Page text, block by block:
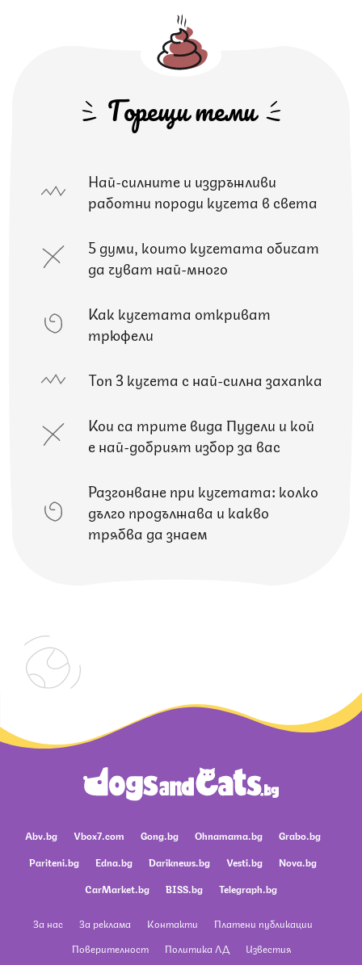
Горещи теми
Най-силните и издръжливи
работни породи кучета в света
5 думи, които кучетата обичат
да чуват най-много
Как кучетата откриват
трюфели
Топ 3 кучета с най-силна захапка
Кои са трите вида Пудели и кой
е най-добрият избор за вас
Разгонване при кучетата: колко
дълго продължава и какво
трябва да знаем
Abv.bg Vbox7.com Gong.bg Ohnamama.bg
Grabo.bg
Pariteni.bg
Edna.bg Dariknews.bg Vesti.bg
Nova.bg
CarMarket.bg
BISS.bg Telegraph.bg
За нас За реклама Контакти
Платени публикации
Поверителност
Политика ЛД Известия